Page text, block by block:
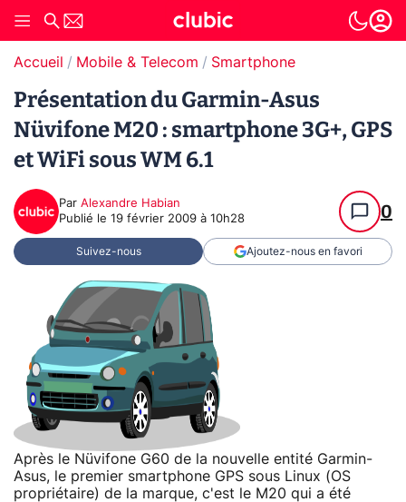
Accueil Mobile & Telecom Smartphone
Présentation du Garmin-Asus
Nüvifone M20 : smartphone 3G+, GPS
et WiFi sous WM 6.1
Par Alexandre Habian
Publié le 19 février 2009 à 10h28 0
Suivez-nous Ajoutez-nous en favori
Après le Nüvifone G60 de la nouvelle entité Garmin-
Asus, le premier smartphone GPS sous Linux (OS
propriétaire) de la marque, c'est le M20 qui a été